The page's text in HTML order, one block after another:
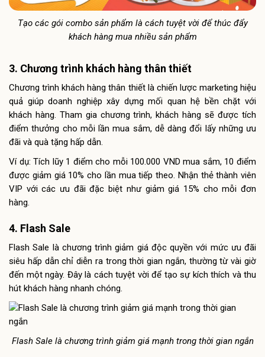
Tạo các gói combo sản phẩm là cách tuyệt vời để thúc đẩy
khách hàng mua nhiều sản phẩm
3. Chương trình khách hàng thân thiết
Chương trình khách hàng thân thiết là chiến lược marketing hiệu
quả giúp doanh nghiệp xây dựng mối quan hệ bền chặt với
khách hàng. Tham gia chương trình, khách hàng sẽ được tích
điểm thưởng cho mỗi lần mua sắm, dễ dàng đổi lấy những ưu
đãi và quà tặng hấp dẫn.
Ví dụ: Tích lũy 1 điểm cho mỗi 100.000 VND mua sắm, 10 điểm
được giảm giá 10% cho lần mua tiếp theo. Nhận thẻ thành viên
VIP với các ưu đãi đặc biệt như giảm giá 15% cho mỗi đơn
hàng.
4. Flash Sale
Flash Sale là chương trình giảm giá độc quyền với mức ưu đãi
siêu hấp dẫn chỉ diễn ra trong thời gian ngắn, thường từ vài giờ
đến một ngày. Đây là cách tuyệt vời để tạo sự kích thích và thu
hút khách hàng nhanh chóng.
Flash Sale là chương trình giảm giá mạnh trong thời gian ngắn